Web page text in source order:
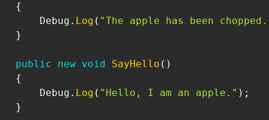
{
Debug
. Log ( "The apple has been
}
public new void SayHello ( )
{
Debug
. Log ( "Hello, I am an apple." ) ;
}